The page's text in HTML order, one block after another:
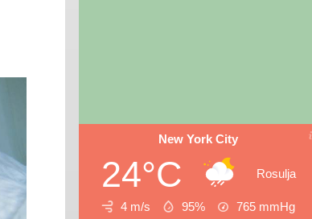
New York City
24°C Rosulja
4 m/s 95% 765 mmHg